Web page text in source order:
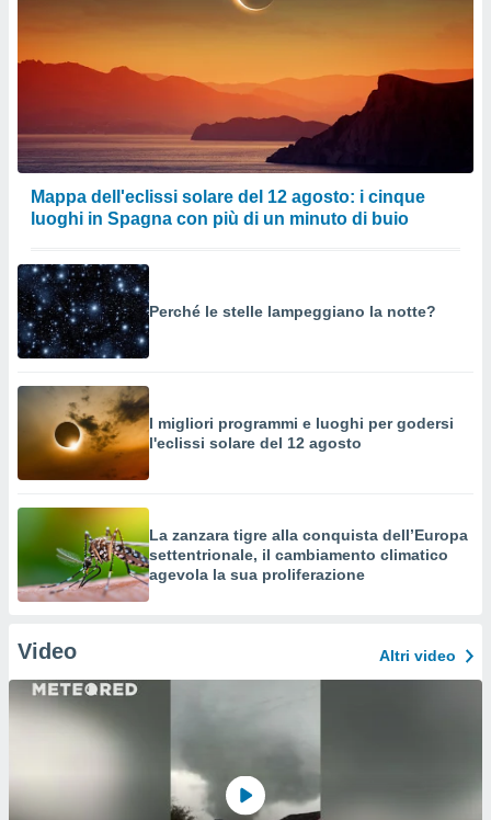
Mappa dell'eclissi solare del 12 agosto: i cinque
luoghi in Spagna con più di un minuto di buio
Perché le stelle lampeggiano la notte?
I migliori programmi e luoghi per godersi
l'eclissi solare del 12 agosto
La zanzara tigre alla conquista dell’Europa
settentrionale, il cambiamento climatico
agevola la sua proliferazione
Video Altri video